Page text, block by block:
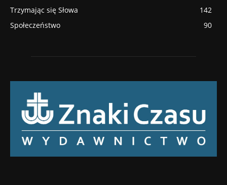
Trzymając się Słowa
142
Społeczeństwo
90